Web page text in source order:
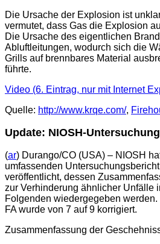
Die Ursache der Explosion ist
vermutet, dass Gas die Explosion
Die Ursache des eigentlichen
Abluftleitungen, wodurch sich die
Grills auf brennbares Material
führte.
Video (6. Eintrag, nur mit Internet
Quelle: http://www.krqe.com/,
Update: NIOSH-Untersuchung
(ar) Durango/CO (USA) – NIOSH
umfassenden Untersuchungsbericht
veröffentlicht, dessen
zur Verhinderung ähnlicher Unfälle
Folgenden wiedergegeben
FA wurde von 7 auf 9 korrigiert.
Zusammenfassung der